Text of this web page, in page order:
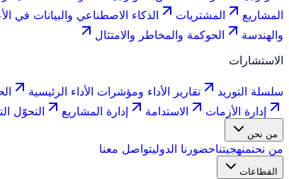
المشاريع
المشتريات الذكاء الاصطناعي والبيانات في
والهندسة
الحوكمة والمخاطر والامتثال
الاستشارات
سلسلة التوريد تقارير الأداء ومؤشرات الأداء الرئيسية
إدارة الأزمات
الاستدامة إدارة المشاريع التحوّل
من نحن
من نحنمنهجيتناحضورنا الدوليتواصل معنا
القطاعات